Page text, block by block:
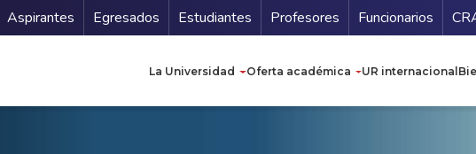
Menu Secundario
Aspirantes Egresados Estudiantes Profesores Funcionarios
La Universidad Oferta académica UR internacional